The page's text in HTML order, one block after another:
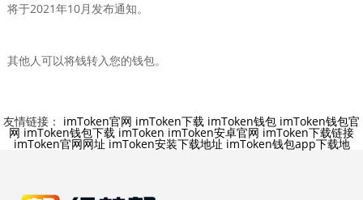
将于2021年10月发布通知。
其他人可以将钱转入您的钱包。
友情链接： imToken官网 imToken下载 imToken钱包 imToken钱包官
网 imToken钱包下载 imToken imToken安卓官网 imToken下载链接
imToken官网网址 imToken安装下载地址 imToken钱包app下载地